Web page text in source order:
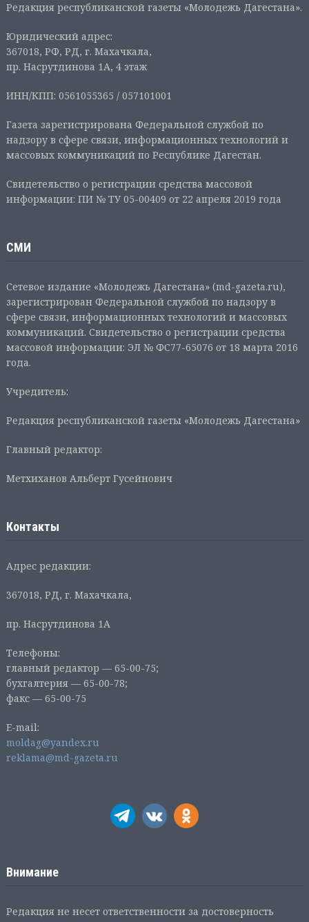
Редакция республиканской газеты «Молодежь Дагестана».
Юридический адрес:
367018, РФ, РД, г. Махачкала,
пр. Насрутдинова 1А, 4 этаж
ИНН/КПП: 0561055365 / 057101001
Газета зарегистрирована Федеральной службой по
надзору в сфере связи, информационных технологий и
массовых коммуникаций по Республике Дагестан.
Свидетельство о регистрации средства массовой
информации: ПИ № ТУ 05-00409 от 22 апреля 2019 года
СМИ
Сетевое издание «Молодежь Дагестана» (md-gazeta.ru),
зарегистрирован Федеральной службой по надзору в
сфере связи, информационных технологий и массовых
коммуникаций. Свидетельство о регистрации средства
массовой информации: ЭЛ № ФС77-65076 от 18 марта 2016
года.
Учредитель:
Редакция республиканской газеты «Молодежь Дагестана»
Главный редактор:
Метхиханов Альберт Гусейнович
Контакты
Адрес редакции:
367018, РД, г. Махачкала,
пр. Насрутдинова 1А
Телефоны:
главный редактор — 65-00-75;
бухгалтерия — 65-00-78;
факс — 65-00-75
E-mail:
moldag@yandex.ru
reklama@md-gazeta.ru
Внимание
Редакция не несет ответственности за достоверность